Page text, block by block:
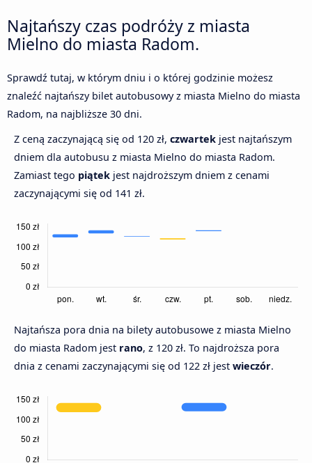
Najtańszy czas podróży z miasta
Mielno do miasta Radom.
Sprawdź tutaj, w którym dniu i o której godzinie możesz
znaleźć najtańszy bilet autobusowy z miasta Mielno do miasta
Radom, na najbliższe 30 dni.
Z ceną zaczynającą się od 120 zł, czwartek jest najtańszym
dniem dla autobusu z miasta Mielno do miasta Radom.
Zamiast tego piątek jest najdroższym dniem z cenami
zaczynającymi się od 141 zł.
Najtańsza pora dnia na bilety autobusowe z miasta Mielno
do miasta Radom jest rano, z 120 zł. To najdroższa pora
dnia z cenami zaczynającymi się od 122 zł jest wieczór.